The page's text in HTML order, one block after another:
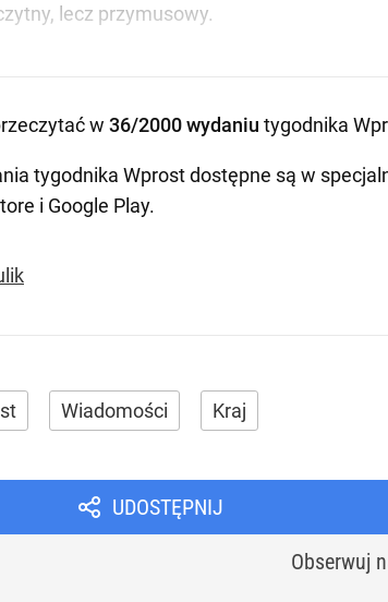
lecz przymusowy.
w 36/2000 wydaniu tygodnika
tygodnika Wprost dostępne są w
i Google Play.
Wiadomości Kraj
UDOSTĘPNIJ
Obserwuj